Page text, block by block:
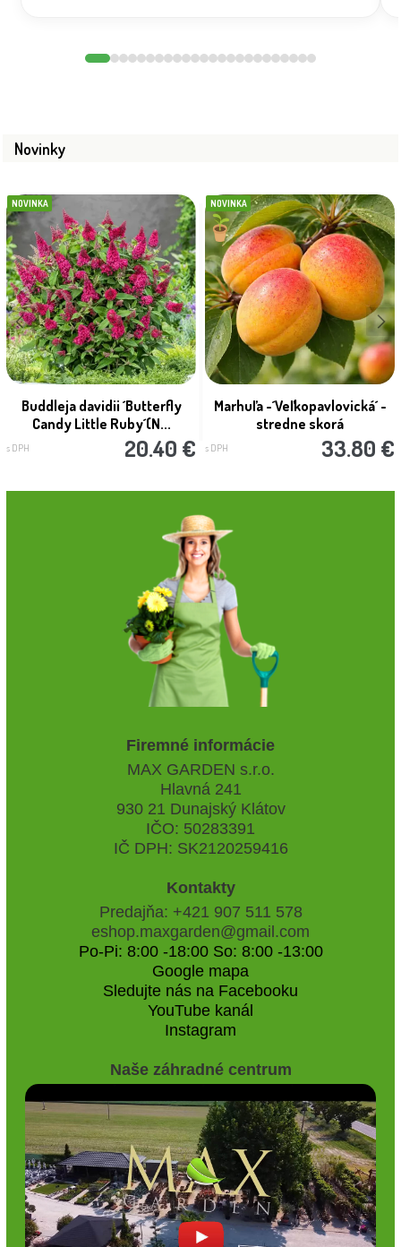
Novinky
NOVINKA
Buddleja davidii ´Butterfly
Candy Little Ruby´(N...
s DPH 20.40 €
NOVINKA
Marhuľa -´Veľkopavlovická´ -
stredne skorá
s DPH 33.80 €
Firemné informácie
MAX GARDEN s.r.o.
Hlavná 241
930 21 Dunajský Klátov
IČO: 50283391
IČ DPH: SK2120259416
Kontakty
Predajňa: +421 907 511 578
eshop.maxgarden@gmail.com
Po-Pi: 8:00 -18:00 So: 8:00 -13:00
Google mapa
Sledujte nás na Facebooku
YouTube kanál
Instagram
Naše záhradné centrum